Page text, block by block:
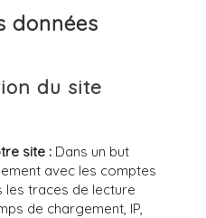
données
du site
site : Dans un but
avec les comptes
les traces de lecture
de chargement, IP,